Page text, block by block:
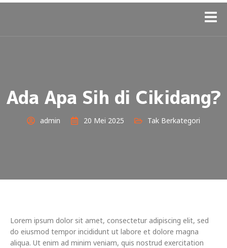
Ada Apa Sih di Cikidang?
admin 20 Mei 2025 Tak Berkategori
Lorem ipsum dolor sit amet, consectetur adipiscing elit, sed
do eiusmod tempor incididunt ut labore et dolore magna
aliqua. Ut enim ad minim veniam, quis nostrud exercitation